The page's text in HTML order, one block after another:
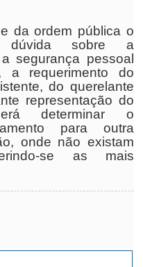
da ordem pública o
dúvida sobre a
segurança pessoal
a requerimento do
do querelante
representação do
determinar o
para outra
onde não existam
se as mais